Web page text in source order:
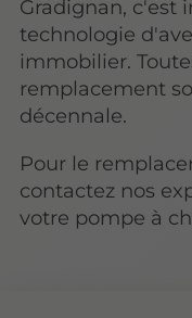
Gradignan, c'est
technologie
immobilier.
remplacement
décennale.
Pour le
contactez nos
votre pompe à